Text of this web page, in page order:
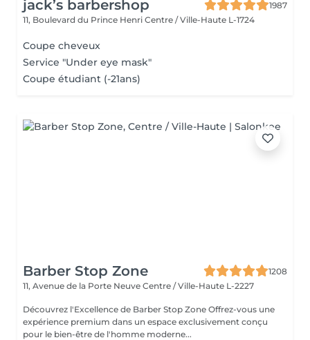
jack’s barbershop
1987
11, Boulevard du Prince Henri Centre / Ville-Haute L-1724
Coupe cheveux
Service "Under eye mask"
Coupe étudiant (-21ans)
Barber Stop Zone
1208
11, Avenue de la Porte Neuve Centre / Ville-Haute L-2227
Découvrez l'Excellence de Barber Stop Zone Offrez-vous une
expérience premium dans un espace exclusivement conçu
pour le bien-être de l'homme moderne...